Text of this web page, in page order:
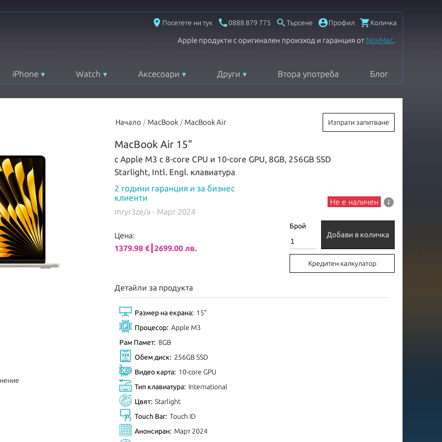
place Посетете ни тук 0888 879 775  Търсене Профил Количка
Apple продукти с оригинален произход и гаранция от NovMac.
iPhone Watch Аксесоари Други Втора употреба Блог
Начало / MacBook / MacBook Air Изпрати запитване
MacBook Air 15"
с Apple M3 с 8-core CPU и 10-core GPU, 8GB, 256GB SSD
Starlight, Intl. Engl. клавиатура
2 години гаранция и за бизнес
клиенти
mryr3ze/a - Март 2024
Цена:
1379.98 €┃2699.00 лв.
Не е наличен info
Брой
Добави в количка
Кредитен калкулатор
Детайли за продукта
Размер на екрана: 15"
Процесор: Apple M3
Рам Памет: 8GB
Обем диск: 256GB SSD
Видео карта: 10-core GPU
Тип клавиатура: International
Цвят: Starlight
Touch Bar: Touch ID
Анонсиран: Март 2024